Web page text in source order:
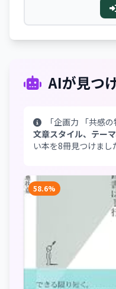
AIが見つ
「企画力 「共感
文章スタイル、テー
い本を8冊見つけまし
58.6%